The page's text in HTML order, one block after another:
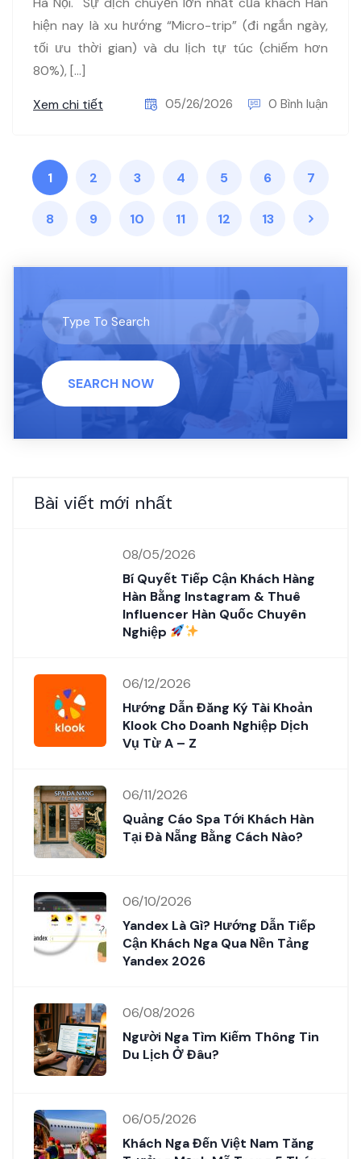
hiện nay là xu hướng “Micro-trip” (đi ngắn ngày,
tối ưu thời gian) và du lịch tự túc (chiếm hơn
80%), […]
Xem chi tiết
05/26/2026 0 Bình luận
1 2 3 4 5 6 7
8 9 10 11 12 13
SEARCH NOW
Bài viết mới nhất
08/05/2026
Bí Quyết Tiếp Cận Khách Hàng
Hàn Bằng Instagram & Thuê
Influencer Hàn Quốc Chuyên
Nghiệp
06/12/2026
Hướng Dẫn Đăng Ký Tài Khoản
Klook Cho Doanh Nghiệp Dịch
Vụ Từ A – Z
06/11/2026
Quảng Cáo Spa Tới Khách Hàn
Tại Đà Nẵng Bằng Cách Nào?
06/10/2026
Yandex Là Gì? Hướng Dẫn Tiếp
Cận Khách Nga Qua Nền Tảng
Yandex 2026
06/08/2026
Người Nga Tìm Kiếm Thông Tin
Du Lịch Ở Đâu?
06/05/2026
Khách Nga Đến Việt Nam Tăng